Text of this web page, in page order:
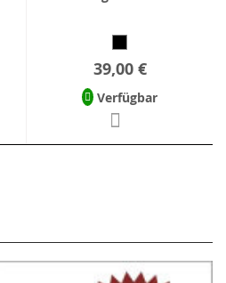
39,00 €
Verfügbar